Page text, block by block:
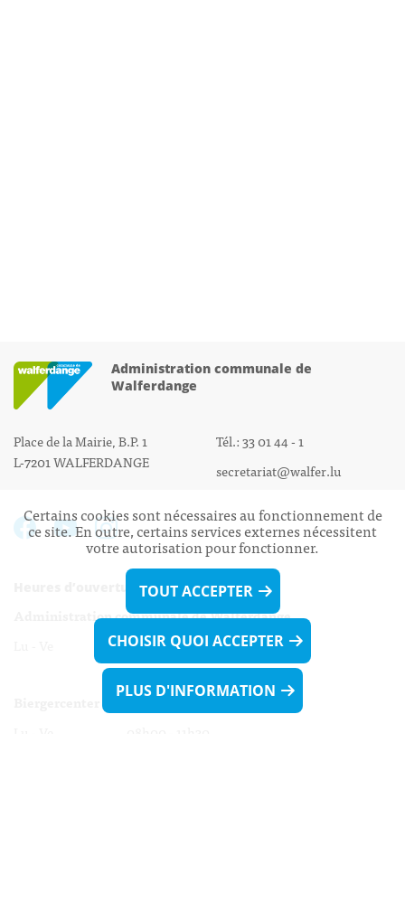
Administration communale de
Walferdange
Place de la Mairie, B.P. 1
L-7201 WALFERDANGE
Tél.: 33 01 44 - 1
secretariat@walfer.lu
Heures d’ouverture:
Administration communale de Walferdange
Lu - Ve 08h00 - 11h30
13h30 - 16h00
Certains cookies sont nécessaires au fonctionnement de
ce site. En outre, certains services externes nécessitent
votre autorisation pour fonctionner.
TOUT ACCEPTER
CHOISIR QUOI ACCEPTER
PLUS D'INFORMATION